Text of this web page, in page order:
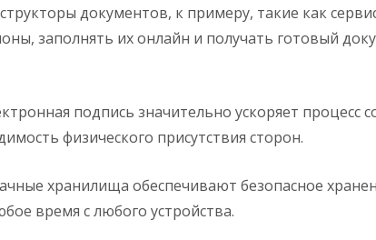
документов, к примеру, такие как
заполнять их онлайн и получать готовый
подпись значительно ускоряет процесс
физического присутствия сторон.
хранилища обеспечивают безопасное
время с любого устройства.